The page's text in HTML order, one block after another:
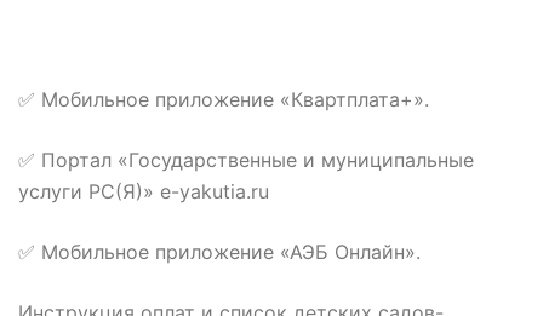
✅ Мобильное приложение «Квартплата+».
✅ Портал «Государственные и муниципальные
услуги РС(Я)» e-yakutia.ru
✅ Мобильное приложение «АЭБ Онлайн».